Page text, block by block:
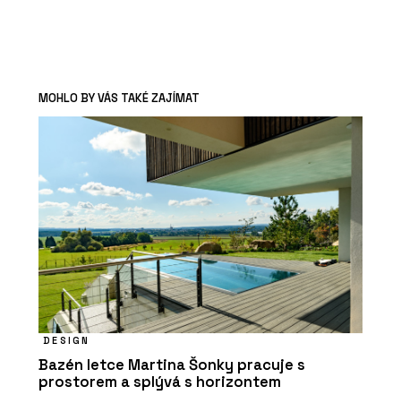
MOHLO BY VÁS TAKÉ ZAJÍMAT
DESIGN
Bazén letce Martina Šonky pracuje s
prostorem a splývá s horizontem